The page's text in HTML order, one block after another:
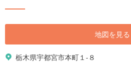
地図を見る
栃木県宇都宮市本町１-８